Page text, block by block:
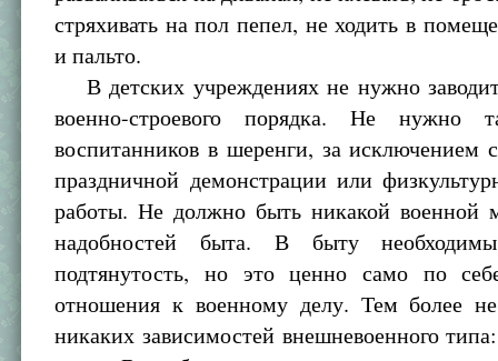
стряхивать на пол пепел, не ходить в
и пальто.
В детских учреждениях не нужно
военно-строевого порядка. Не нужно
воспитанников в шеренги, за исключением
праздничной демонстрации или
работы. Не должно быть никакой военной
надобностей быта. В быту
подтянутость, но это ценно само по
отношения к военному делу. Тем более
никаких зависимостей внешневоенного